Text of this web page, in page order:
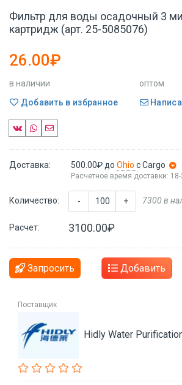
Фильтр для воды осадочный 3
картридж (арт. 25-5085076)
26.00₽
в наличии
оптом
Добавить в избранное
Доставка: 500.00₽ до Ohio с Cargo
Расчетное время доставки:
Количество: - + 7300 в
Расчет: 3100.00₽
Запросить Добавить
Поставщик
Hidly Water